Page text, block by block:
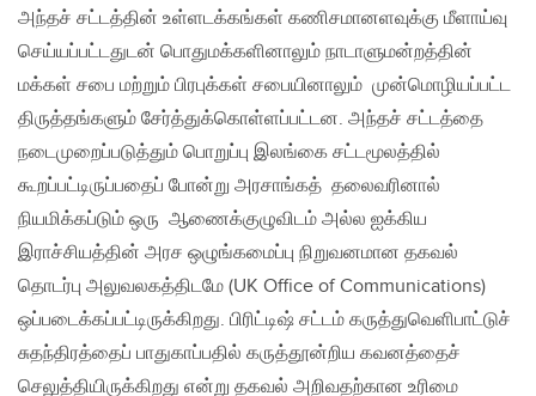
அந்தச் சட்டத்தின் உள்ளடக்கங்கள் கணிசமானளவுக்கு மீளாய்வு
செய்யப்பட்டதுடன் பொதுமக்களினாலும் நாடாளுமன்றத்தின்
மக்கள் சபை மற்றும் பிரபுக்கள் சபையினாலும் முன்மொழியப்பட்ட
திருத்தங்களும் சேர்த்துக்கொள்ளப்பட்டன. அந்தச் சட்டத்தை
நடைமுறைப்படுத்தும் பொறுப்பு இலங்கை சட்டமூலத்தில்
கூறப்பட்டிருப்பதைப் போன்று அரசாங்கத் தலைவரினால்
நியமிக்கப்டும் ஒரு ஆணைக்குழுவிடம் அல்ல ஐக்கிய
இராச்சியத்தின் அரச ஒழுங்கமைப்பு நிறுவனமான தகவல்
தொடர்பு அலுவலகத்திடமே (UK Office of Communications)
ஒப்படைக்கப்பட்டிருக்கிறது. பிரிட்டிஷ் சட்டம் கருத்துவெளிபாட்டுச்
சுதந்திரத்தைப் பாதுகாப்பதில் கருத்தூன்றிய கவனத்தைச்
செலுத்தியிருக்கிறது என்று தகவல் அறிவதற்கான உரிமை